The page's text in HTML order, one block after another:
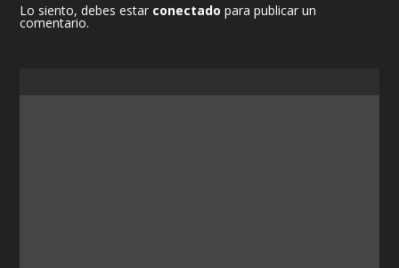
Lo siento, debes estar conectado para publicar un
comentario.